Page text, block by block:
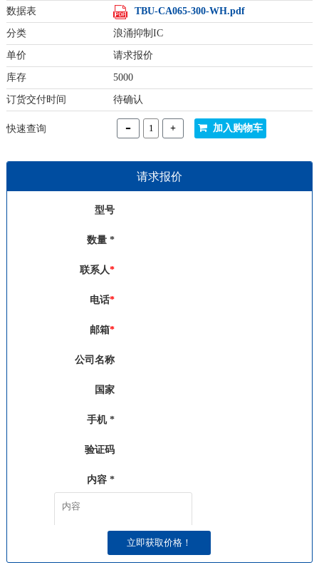
数据表 TBU-CA065-300-WH.pdf
分类 浪涌抑制IC
单价 请求报价
库存 5000
订货交付时间 待确认
快速查询 - + 加入购物车
请求报价
型号
数量 *
联系人*
电话*
邮箱*
公司名称
国家
手机 *
验证码
请发送短信收到的验证码
内容 *